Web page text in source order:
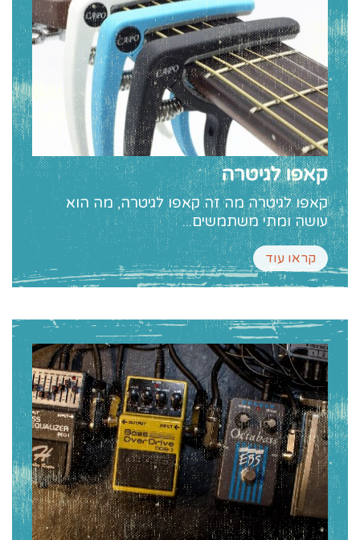
קאפו לגיטרה
קאפו לגיטרה מה זה קאפו לגיטרה, מה הוא
עושה ומתי משתמשים...
קראו עוד